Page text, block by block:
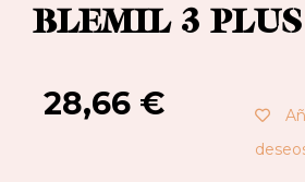
BLEMIL 3
28,66 €